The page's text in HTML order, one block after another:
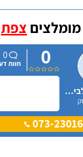
צפת
ניצן אילוף כלבים על הכנרת
0
0
חוות
073-